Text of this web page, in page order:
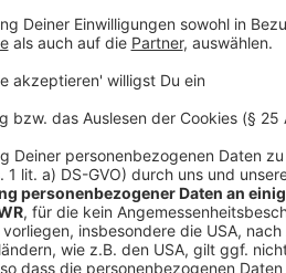
powered
Miss Sophie wird mit alten
Jugendliebe, steht ihr weiterhin
Welten noch immer unvereinbar
Anzeige
©Copyright: Amazon Prime Video
Miss Sophie ist